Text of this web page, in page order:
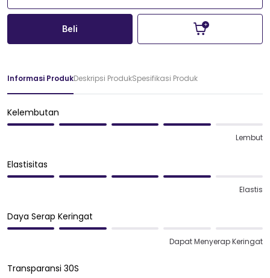
Beli
Informasi ProdukDeskripsi ProdukSpesifikasi Produk
Kelembutan
Lembut
Elastisitas
Elastis
Daya Serap Keringat
Dapat Menyerap Keringat
Transparansi 30S